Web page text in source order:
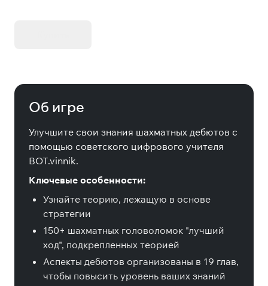
Об игре
Улучшите свои знания шахматных дебютов с
помощью советского цифрового учителя
BOT.vinnik.
Ключевые особенности:
Узнайте теорию, лежащую в основе
стратегии
150+ шахматных головоломок "лучший
ход", подкрепленных теорией
Аспекты дебютов организованы в 19 глав,
чтобы повысить уровень ваших знаний